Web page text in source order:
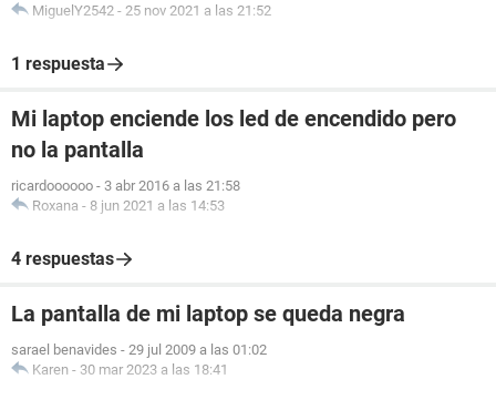
MiguelY2542 - 25 nov 2021 a las 21:52
1 respuesta
Mi laptop enciende los led de encendido pero
no la pantalla
ricardoooooo - 3 abr 2016 a las 21:58
Roxana - 8 jun 2021 a las 14:53
4 respuestas
La pantalla de mi laptop se queda negra
sarael benavides - 29 jul 2009 a las 01:02
Karen - 30 mar 2023 a las 18:41